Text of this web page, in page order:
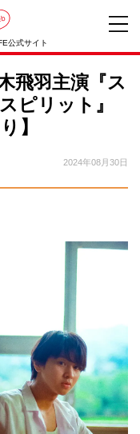
公式サイト
飛羽主演『ス
ピリット』
】
2024年08月30日